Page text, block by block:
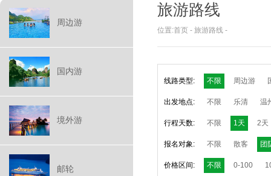
周边游
国内游
境外游
邮轮
旅游路线
位置:首页 - 旅游路线 -
线路类型: 不限 周边游
出发地点: 不限 乐清 温
行程天数: 不限 1天 2天
报名对象: 不限 散客 团
价格区间: 不限 0-100